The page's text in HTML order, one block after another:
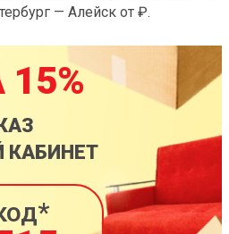
— Алейск от ₽.
КАБИНЕТ